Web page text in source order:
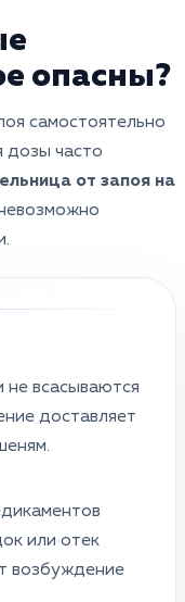
опасны?
самостоятельно
дозы часто
от запоя на
всасываются
доставляет
или отек
возбуждение